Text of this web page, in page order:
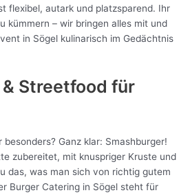
flexibel, autark und platzsparend. Ihr
kümmern – wir bringen alles mit und
in Sögel kulinarisch im Gedächtnis
Streetfood für
Ganz klar: Smashburger!
zubereitet, mit knuspriger Kruste und
das, was man sich von richtig gutem
Burger Catering in Sögel steht für